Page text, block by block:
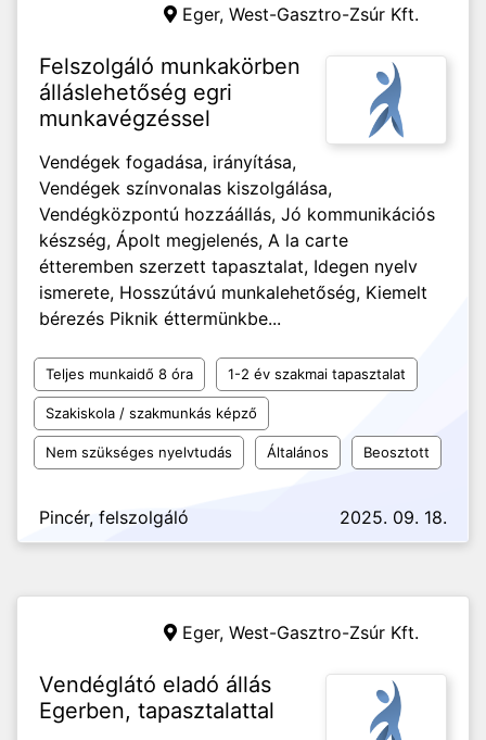
Eger, West-Gasztro-Zsúr Kft.
Felszolgáló munkakörben
álláslehetőség egri
munkavégzéssel
Vendégek fogadása, irányítása,
Vendégek színvonalas kiszolgálása,
Vendégközpontú hozzáállás, Jó kommunikációs
készség, Ápolt megjelenés, A la carte
étteremben szerzett tapasztalat, Idegen nyelv
ismerete, Hosszútávú munkalehetőség, Kiemelt
bérezés Piknik éttermünkbe...
Teljes munkaidő 8 óra 1-2 év szakmai tapasztalat
Szakiskola / szakmunkás képző
Nem szükséges nyelvtudás Általános Beosztott
Pincér, felszolgáló 2025. 09. 18.
Eger, West-Gasztro-Zsúr Kft.
Vendéglátó eladó állás
Egerben, tapasztalattal